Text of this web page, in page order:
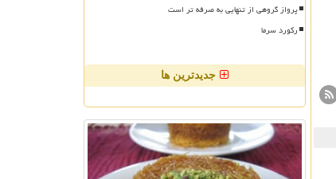
پرواز گروهی از تنهایی به صرفه تر است
رکورد سرما
جدیدترین ها